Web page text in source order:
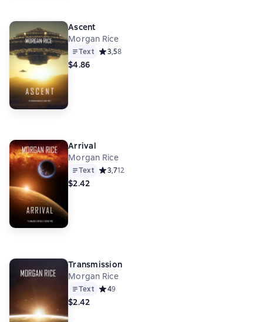
Ascent
Morgan Rice
Text Средний рейтинг 3,5 на основе 8 оценок
3,58
$4.86
Arrival
Morgan Rice
Text Средний рейтинг 3,7 на основе 12 оценок
3,712
$2.42
Transmission
Morgan Rice
Text Средний рейтинг 4 на основе 9 оценок
49
$2.42